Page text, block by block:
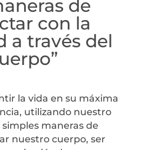
de
con la
a través del
la vida en su máxima
utilizando nuestro
maneras de
nuestro cuerpo, ser